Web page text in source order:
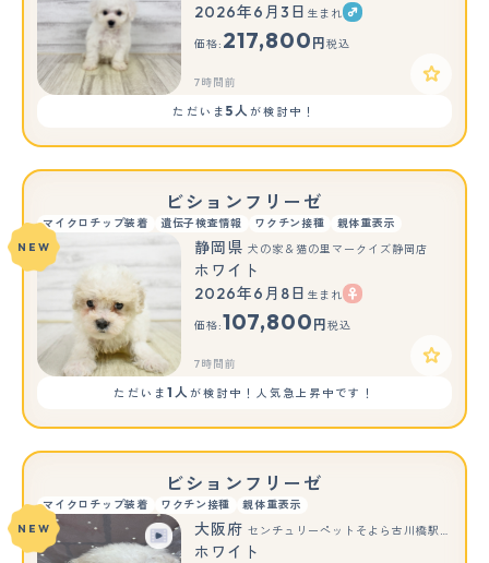
2026年6月3日 生まれ
価格: 217,800 円 税込
7時間前
ただいま 5人が検討中！
ビションフリーゼ
マイクロチップ装着 遺伝子検査情報 ワクチン接種
親体重表示
NEW
静岡県 犬の家＆猫の里マークイズ静岡店
ホワイト
2026年6月8日 生まれ
価格:107,800 円 税込
7時間前
ただいま 1人が検討中！人気急上昇中です！
ビションフリーゼ
マイクロチップ装着 ワクチン接種 親体重表示
NEW 大阪府 センチュリーペットそよら古川橋駅前店
ホワイト